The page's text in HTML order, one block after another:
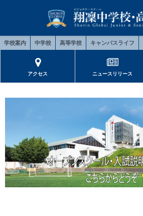
学校案内 中学校 高等学校 キャンパスライフ
アクセス ニュースリリース